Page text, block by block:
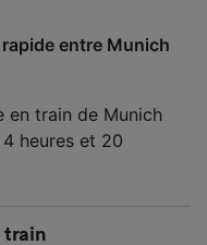
entre Munich
en train de Munich
heures et 20
train